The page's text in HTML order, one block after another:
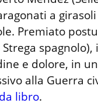
a
Premiato
e dolore, in
alla Guerra
libro.